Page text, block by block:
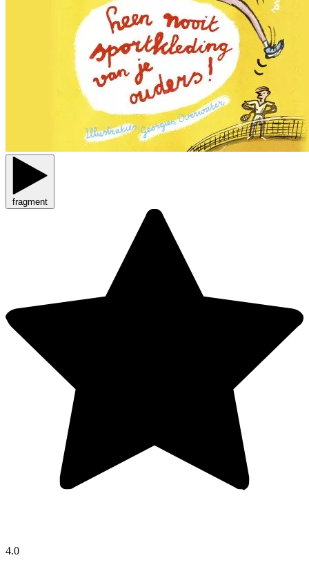
fragment
4.0